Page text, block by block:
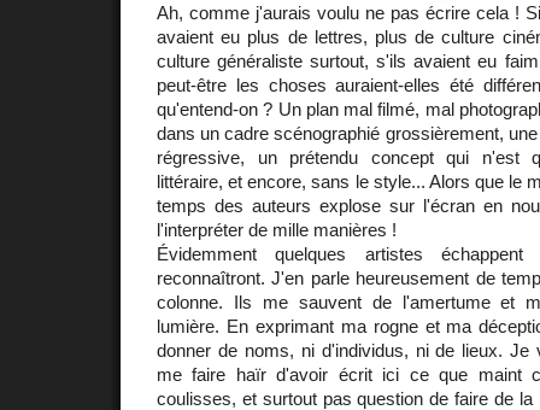
Ah, comme j'aurais voulu ne pas écrire cela !
avaient eu plus de lettres, plus de culture
culture généraliste surtout, s'ils avaient eu
peut-être les choses auraient-elles été
qu'entend-on ? Un plan mal filmé, mal
dans un cadre scénographié grossièrement,
régressive, un prétendu concept qui n'est
littéraire, et encore, sans le style... Alors que le
temps des auteurs explose sur l'écran en
l'interpréter de mille manières !
Évidemment quelques artistes
reconnaîtront. J'en parle heureusement de
colonne. Ils me sauvent de l'amertume et
lumière. En exprimant ma rogne et ma
donner de noms, ni d'individus, ni de lieux. Je
me faire haïr d'avoir écrit ici ce que maint
coulisses, et surtout pas question de faire de